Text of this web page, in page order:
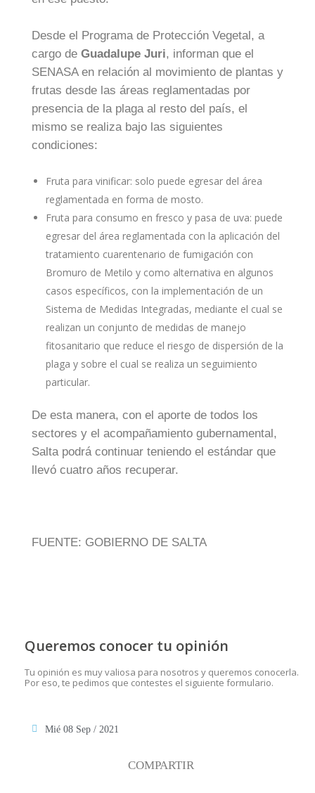
Desde el Programa de Protección Vegetal, a
cargo de Guadalupe Juri, informan que el
SENASA en relación al movimiento de plantas y
frutas desde las áreas reglamentadas por
presencia de la plaga al resto del país, el
mismo se realiza bajo las siguientes
condiciones:
Fruta para vinificar: solo puede egresar del área
reglamentada en forma de mosto.
Fruta para consumo en fresco y pasa de uva: puede
egresar del área reglamentada con la aplicación del
tratamiento cuarentenario de fumigación con
Bromuro de Metilo y como alternativa en algunos
casos específicos, con la implementación de un
Sistema de Medidas Integradas, mediante el cual se
realizan un conjunto de medidas de manejo
fitosanitario que reduce el riesgo de dispersión de la
plaga y sobre el cual se realiza un seguimiento
particular.
De esta manera, con el aporte de todos los
sectores y el acompañamiento gubernamental,
Salta podrá continuar teniendo el estándar que
llevó cuatro años recuperar.
FUENTE: GOBIERNO DE SALTA
Queremos conocer tu opinión
Tu opinión es muy valiosa para nosotros y queremos conocerla.
Por eso, te pedimos que contestes el siguiente formulario.
Mié 08 Sep / 2021
COMPARTIR